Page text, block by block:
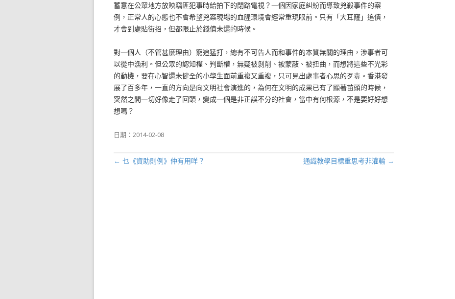
蓄意在公眾地方放映竊匪犯事時給拍下的閉路電視？一個因家庭糾紛而導致兇殺事件的案
例，正常人的心態也不會希望兇案現場的血腥環境會經常重現眼前。只有「大耳窿」追債，
才會到處貼街招，但都限止於錢債未還的時候。
對一個人（不管甚麼理由）窮追猛打，總有不可告人而和事件的本質無關的理由，涉事者可
以從中漁利。但公眾的認知權、判斷權，無疑被剝削、被蒙蔽、被扭曲，而想將這些不光彩
的動機，要在心智還未健全的小學生面前重複又重複，只可見出處事者心思的歹毒。香港發
展了百多年，一直的方向是向文明社會演進的，為何在文明的成果已有了顯著苗頭的時候，
突然之間一切好像走了回頭，變成一個是非正誤不分的社會，當中有何根源，不是要好好想
想嗎？
日期： 2014-02-08
文章導航列
← 乜《資助則例》仲有用咩？ 通識教學目標重思考非灌輸 →